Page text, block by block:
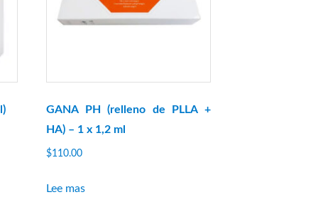
GANA PH (relleno de PLLA +
HA) – 1 x 1,2 ml
$110.00
Lee mas